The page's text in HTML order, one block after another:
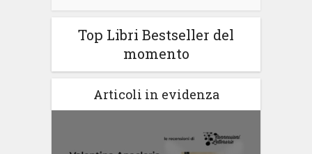
Top Libri Bestseller del
momento
Articoli in evidenza